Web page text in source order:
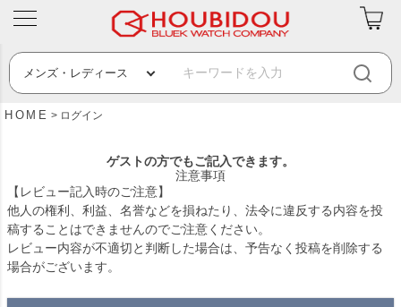
HOME ログイン
ゲストの方でもご記入できます。
注意事項
【レビュー記入時のご注意】
他人の権利、利益、名誉などを損ねたり、法令に違反する内容を投
稿することはできませんのでご注意ください。
レビュー内容が不適切と判断した場合は、予告なく投稿を削除する
場合がございます。